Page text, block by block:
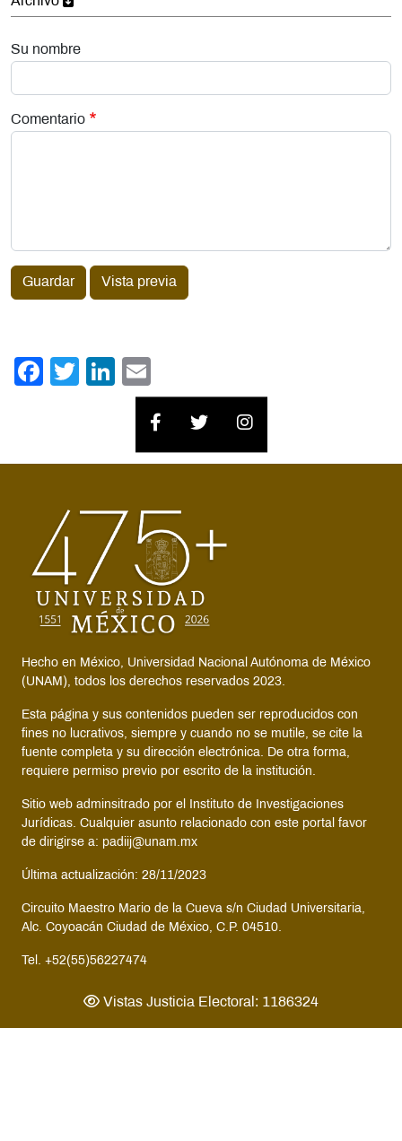
Su nombre
Comentario
Guardar Vista previa
Facebook
TwitterLinkedIn
Hecho en México, Universidad Nacional Autónoma de México
(UNAM), todos los derechos reservados 2023.
Esta página y sus contenidos pueden ser reproducidos con
fines no lucrativos, siempre y cuando no se mutile, se cite la
fuente completa y su dirección electrónica. De otra forma,
requiere permiso previo por escrito de la institución.
Sitio web adminsitrado por el Instituto de Investigaciones
Jurídicas. Cualquier asunto relacionado con este portal favor
de dirigirse a: padiij@unam.mx
Última actualización: 28/11/2023
Circuito Maestro Mario de la Cueva s/n Ciudad Universitaria,
Alc. Coyoacán Ciudad de México, C.P. 04510.
Tel. +52(55)56227474
Vistas Justicia Electoral: 1186324